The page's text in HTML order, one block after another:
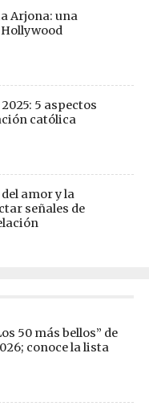
Arjona: una
5 aspectos
católica
amor y la
señales de
50 más bellos” de
conoce la lista